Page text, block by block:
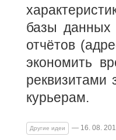
базы данных
отчётов
экономить
реквизитами
курьерам.
Другие идеи — 16. 08.